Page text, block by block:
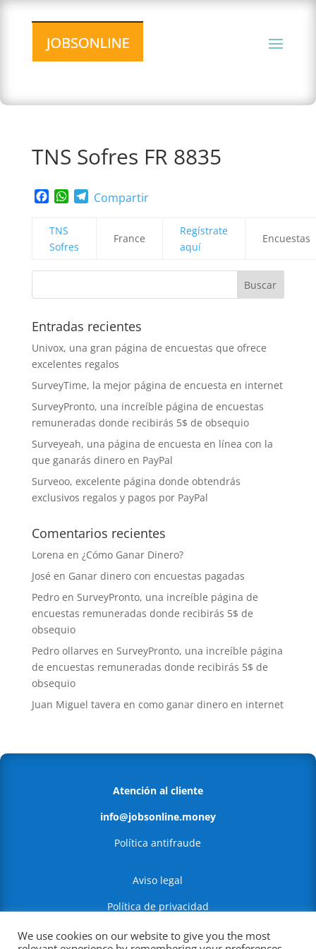
TNS Sofres FR 8835
Facebook
WhatsApp
Telegram
Compartir
TNS
Sofres
France
Regístrate
aquí
Encuestas
Entradas recientes
Univox, una gran página de encuestas que ofrece
excelentes regalos
SurveyTime, la mejor página de encuesta en internet
SurveyPronto, una increíble página de encuestas
remuneradas donde recibirás 5$ de obsequio
Surveyeah, una página de encuesta en línea con la
que ganarás dinero en PayPal
Surveoo, excelente página donde obtendrás
exclusivos regalos y pagos por PayPal
Comentarios recientes
Lorena en ¿Cómo Ganar Dinero?
José en Ganar dinero con encuestas pagadas
Pedroen SurveyPronto, una increíble página de
encuestas remuneradas donde recibirás 5$ de
obsequio
Pedro ollarves en SurveyPronto, una increíble página
de encuestas remuneradas donde recibirás 5$ de
obsequio
Juan Miguel tavera en como ganar dinero en internet
Atención al cliente
info@jobsonline.money
Política antifraude
Aviso legal
Política de privacidad
Política de Cookies
We use cookies on our website to give you the most